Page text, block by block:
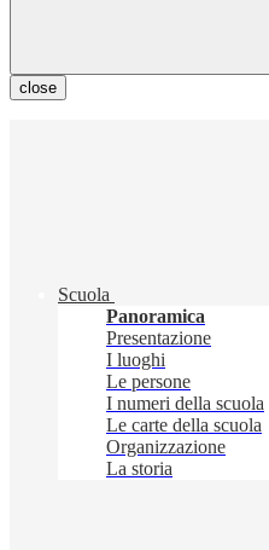
close
Scuola
Panoramica
Presentazione
I luoghi
Le persone
I numeri della scuola
Le carte della scuola
Organizzazione
La storia